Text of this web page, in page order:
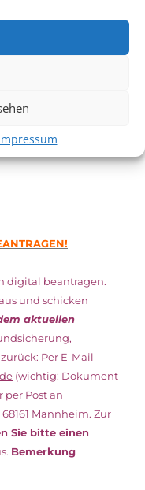
habenKulturpass-
– 30
HIER
digital beantragen.
und schicken
aktuellen
Per E-Mail
(wichtig: Dokument
per Post an
Mannheim. Zur
Sie bitte einen
Bemerkung